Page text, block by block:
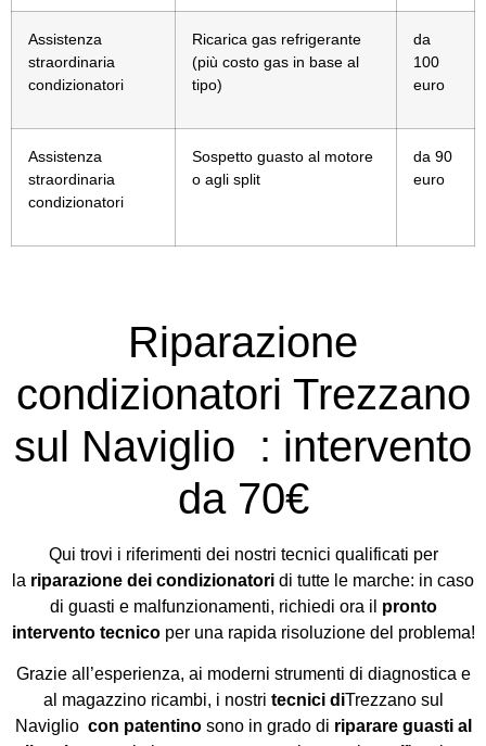
Assistenza
straordinaria
condizionatori
Ricarica gas refrigerante
(più costo gas in base al
tipo)
da
100
euro
Assistenza
straordinaria
condizionatori
Sospetto guasto al motore
o agli split
da 90
euro
Riparazione
condizionatori Trezzano
sul Naviglio : intervento
da 70€
Qui trovi i riferimenti dei nostri tecnici qualificati per
la riparazione dei condizionatori di tutte le marche: in caso
di guasti e malfunzionamenti, richiedi ora il pronto
intervento tecnicoper una rapida risoluzione del problema!
Grazie all’esperienza, ai moderni strumenti di diagnostica e
al magazzino ricambi, i nostri tecnici diTrezzano sul
Naviglio con patentinosono in grado di riparare guasti al